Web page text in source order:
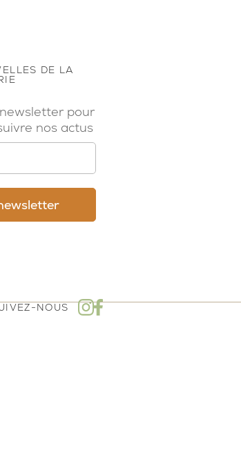
DE LA
pour
nos actus
NOUS